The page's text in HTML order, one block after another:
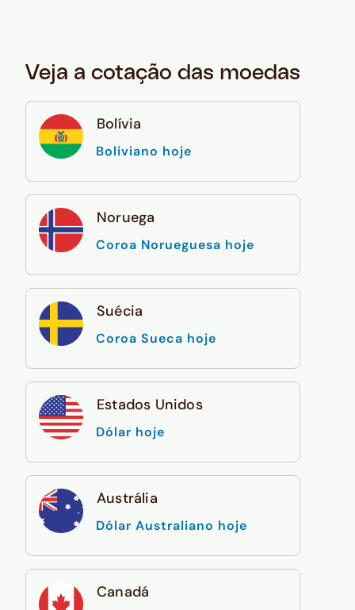
Veja a cotação das moedas
Bolívia
Boliviano hoje
Noruega
Coroa Norueguesa hoje
Suécia
Coroa Sueca hoje
Estados Unidos
Dólar hoje
Austrália
Dólar Australiano hoje
Canadá